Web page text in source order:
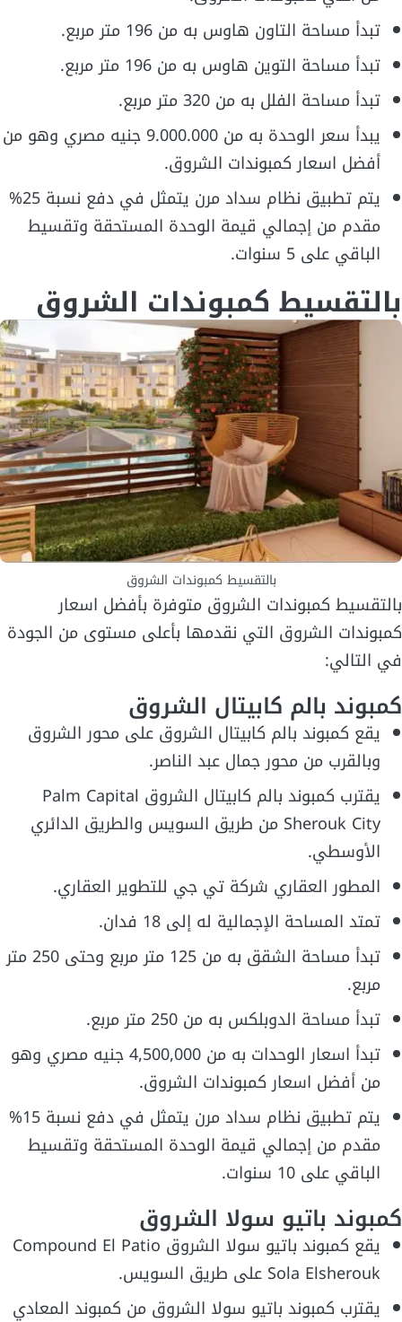
تبدأ مساحة التاون هاوس به من 196 متر مربع.
تبدأ مساحة التوين هاوس به من 196 متر مربع.
تبدأ مساحة الفلل به من 320 متر مربع.
يبدأ سعر الوحدة به من 9.000.000 جنيه مصري وهو من
أفضل اسعار كمبوندات الشروق.
يتم تطبيق نظام سداد مرن يتمثل في دفع نسبة 25%
مقدم من إجمالي قيمة الوحدة المستحقة وتقسيط
الباقي على 5 سنوات.
بالتقسيط كمبوندات الشروق
بالتقسيط كمبوندات الشروق
بالتقسيط كمبوندات الشروق متوفرة بأفضل اسعار
كمبوندات الشروق التي نقدمها بأعلى مستوى من الجودة
في التالي:
كمبوند بالم كابيتال الشروق
يقع كمبوند بالم كابيتال الشروق على محور الشروق
وبالقرب من محور جمال عبد الناصر.
يقترب كمبوند بالم كابيتال الشروق Palm Capital
Sherouk City من طريق السويس والطريق الدائري
الأوسطي.
المطور العقاري شركة تي جي للتطوير العقاري.
تمتد المساحة الإجمالية له إلى 18 فدان.
تبدأ مساحة الشقق به من 125 متر مربع وحتى 250 متر
مربع.
تبدأ مساحة الدوبلكس به من 250 متر مربع.
تبدأ اسعار الوحدات به من 4,500,000 جنيه مصري وهو
من أفضل اسعار كمبوندات الشروق.
يتم تطبيق نظام سداد مرن يتمثل في دفع نسبة 15%
مقدم من إجمالي قيمة الوحدة المستحقة وتقسيط
الباقي على 10 سنوات.
كمبوند باتيو سولا الشروق
يقع كمبوند باتيو سولا الشروق Compound El Patio
Sola Elsherouk على طريق السويس.
يقترب كمبوند باتيو سولا الشروق من كمبوند المعادي